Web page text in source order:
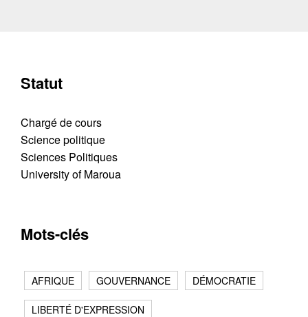
Statut
Chargé de cours
Science politique
Sciences Politiques
University of Maroua
Mots-clés
AFRIQUE GOUVERNANCE DÉMOCRATIE
LIBERTÉ D'EXPRESSION
Contacter Fermer